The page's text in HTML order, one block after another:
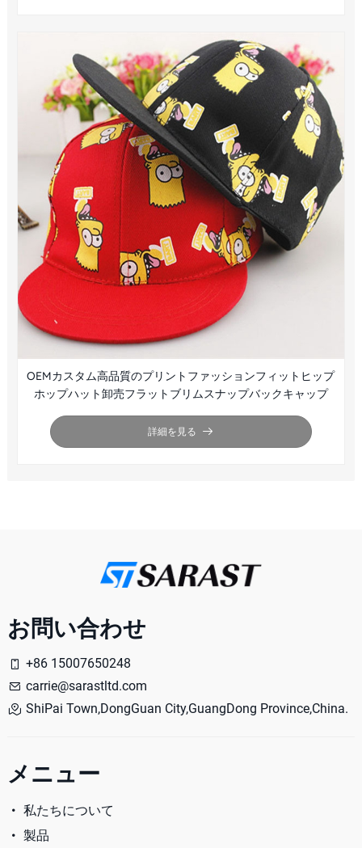
OEMカスタム高品質のプリントファッションフィットヒップ
ホップハット卸売フラットブリムスナップバックキャップ
詳細を見る
お問い合わせ
+86 15007650248
carrie@sarastltd.com
ShiPai Town,DongGuan City,GuangDong Province,China.
メニュー
私たちについて
製品